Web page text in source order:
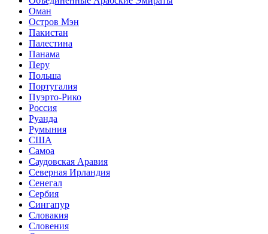
Оман
Остров Мэн
Пакистан
Палестина
Панама
Перу
Польша
Португалия
Пуэрто-Рико
Россия
Руанда
Румыния
США
Самоа
Саудовская Аравия
Северная Ирландия
Сенегал
Сербия
Сингапур
Словакия
Словения